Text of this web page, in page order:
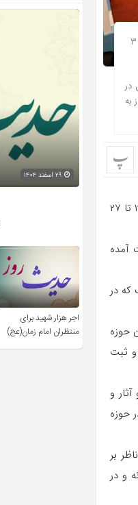
3
فرهنگی از ۱۹ تا ۲۷ ماه رمضان در
به
پ
قائم مقام بیست و نهمین دوره نمایشگاه بین المللی قرآن کریم در مصاحبه با رادیو گفت‌وگو، از برپایی این رویداد فرهنگی از ۱۹ تا ۲۷
آمده
که در
ناشران حوزه
ثبت
و آثار و
حوزه
بر
و در
اجر هزار شهید برای
منتظران امام زمان(عج)